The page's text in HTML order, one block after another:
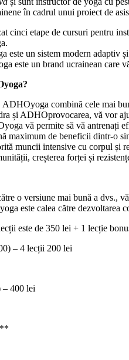
în cadrul unui proiect de
cinci etape de cursuri pentru
este un sistem modern adaptiv
este un brand ucrainean care
ADHOyoga combină cele mai
și ADHOprovocarea, vă vor
vă permite să vă antrenați
maximum de beneficii dintr-o
muncii intensive cu corpul și
creșterea forței și
o versiune mai bună a
este calea către dezvoltarea
este de 350 lei + 1 lecție
– 4 lecții 200 lei
– 400 lei